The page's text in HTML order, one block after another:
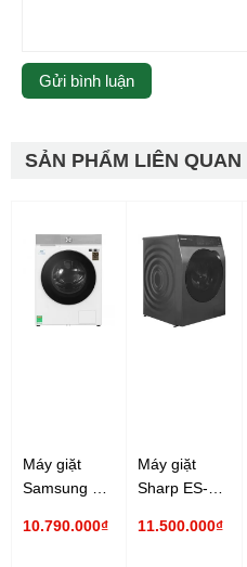
SẢN PHẨM LIÊN QUAN
Máy giặt
Samsung 14
WW14BB944DGHSV
10.790.000₫
Máy giặt
Sharp ES-
12.5 Kg
11.500.000₫